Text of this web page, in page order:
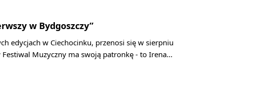
w Bydgoszczy”
edycjach w Ciechocinku, przenosi się w sierpniu
Muzyczny ma swoją patronkę - to Irena…